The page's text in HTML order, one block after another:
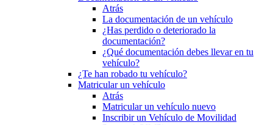
Atrás
La documentación de un vehículo
¿Has perdido o deteriorado la
documentación?
¿Qué documentación debes llevar en tu
vehículo?
¿Te han robado tu vehículo?
Matricular un vehículo
Atrás
Matricular un vehículo nuevo
Inscribir un Vehículo de Movilidad